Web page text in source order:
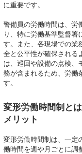
に重要です。
警備員の労働時間は、労
り、特に労働基準監督署
す。また、各現場での業
全と公平性が確保される
は、巡回や設備の点検、
務が含まれるため、労働
す。
変形労働時間制と
メリット
変形労働時間制は、一定
働時間を週や月ごとに調